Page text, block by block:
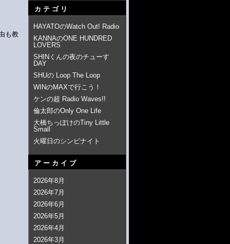
も教
カテゴリ
HAYATOのWatch Out! Radio
KANNAのONE HUNDRED
LOVERS
SHINくんの夜のチューす
DAY
SHUの Loop The Loop
WINのMAXで行こう！
ケンの超 Radio Waves!!
倫太郎のOnly One Life
大橋ちっぽけのTiny Little
Small
火曜日のシンピナイト
アーカイブ
2026年8月
2026年7月
2026年6月
2026年5月
2026年4月
2026年3月